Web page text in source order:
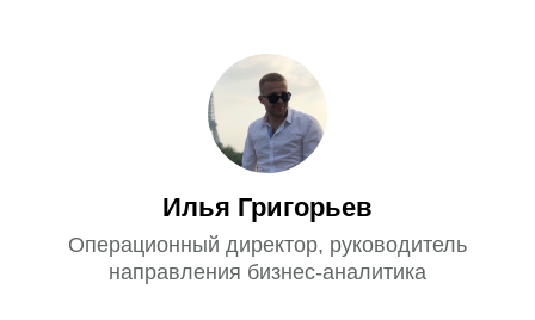
Илья Григорьев
Операционный директор, руководитель
направления бизнес-аналитика